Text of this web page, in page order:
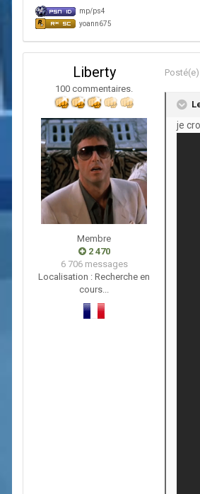
mp/ps4
yoann675
Liberty
100 commentaires.
Membre
2 470
6 706 messages
Localisation : Recherche en
cours...
Posté(e)
je